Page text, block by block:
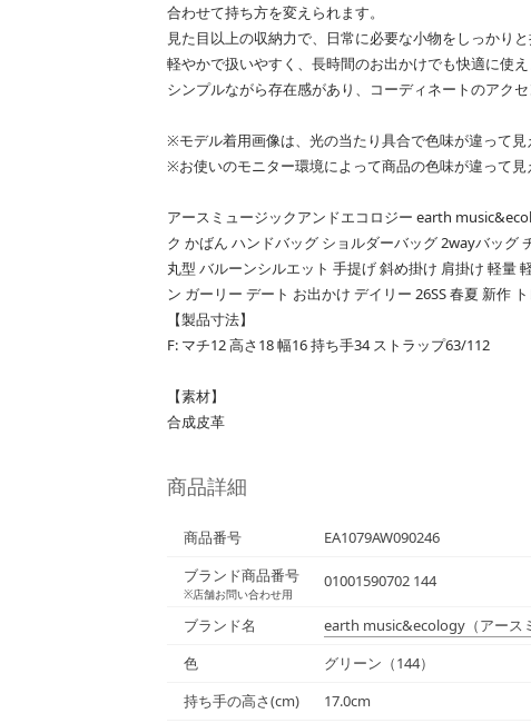
合わせて持ち方を変えられます。
見た目以上の収納力で、日常に必要な小物をしっかりと
軽やかで扱いやすく、長時間のお出かけでも快適に使え
シンプルながら存在感があり、コーディネートのアク
※モデル着用画像は、光の当たり具合で色味が違って見
※お使いのモニター環境によって商品の色味が違って見
アースミュージックアンドエコロジー earth
ク かばん ハンドバッグ ショルダーバッグ 2wayバッグ
丸型 バルーンシルエット 手提げ 斜め掛け 肩掛け 軽量
ン ガーリー デート お出かけ デイリー 26SS 春夏 新作
【製品寸法】
F: マチ12 高さ18 幅16 持ち手34 ストラップ63/112
【素材】
合成皮革
商品詳細
商品番号
EA1079AW090246
ブランド商品番号
※店舗お問い合わせ用
01001590702 144
ブランド名 earth music&ecology （アー
色
グリーン（144）
持ち手の高さ(cm)
17.0cm